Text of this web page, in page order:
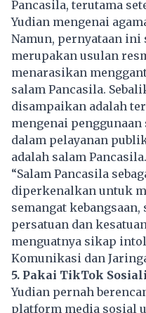
Pancasila, terutama
Yudian mengenai
Namun, pernyataan ini
merupakan usulan
menarasikan
salam Pancasila.
disampaikan adalah
mengenai penggunaan
dalam pelayanan
adalah salam Pancasila.
“Salam Pancasila
diperkenalkan untuk
semangat
persatuan dan
menguatnya sikap
Komunikasi dan
5. Pakai TikTok
Yudian pernah
platform media sosial